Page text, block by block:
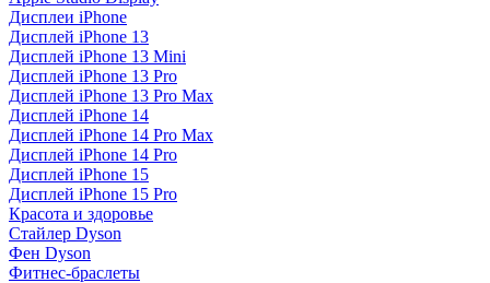
Дисплеи iPhone
Дисплей iPhone 13
Дисплей iPhone 13 Mini
Дисплей iPhone 13 Pro
Дисплей iPhone 13 Pro Max
Дисплей iPhone 14
Дисплей iPhone 14 Pro Max
Дисплей iPhone 14 Pro
Дисплей iPhone 15
Дисплей iPhone 15 Pro
Красота и здоровье
Стайлер Dyson
Фен Dyson
Фитнес-браслеты